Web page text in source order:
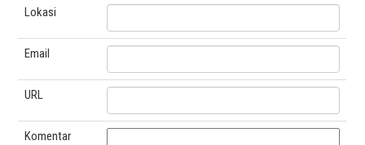
Lokasi
Email
URL
Komentar